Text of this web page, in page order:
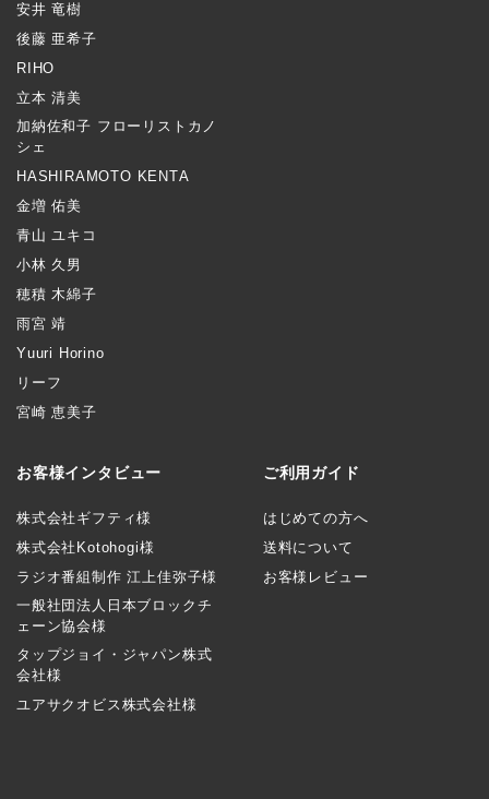
安井 竜樹
後藤 亜希子
RIHO
立本 清美
加納佐和子 フローリストカノ
シェ
HASHIRAMOTO KENTA
金増 佑美
青山 ユキコ
小林 久男
穂積 木綿子
雨宮 靖
Yuuri Horino
リーフ
宮崎 恵美子
お客様インタビュー
株式会社ギフティ様
株式会社Kotohogi様
ラジオ番組制作 江上佳弥子様
一般社団法人日本ブロックチ
ェーン協会様
タップジョイ・ジャパン株式
会社様
ユアサクオビス株式会社様
ご利用ガイド
はじめての方へ
送料について
お客様レビュー